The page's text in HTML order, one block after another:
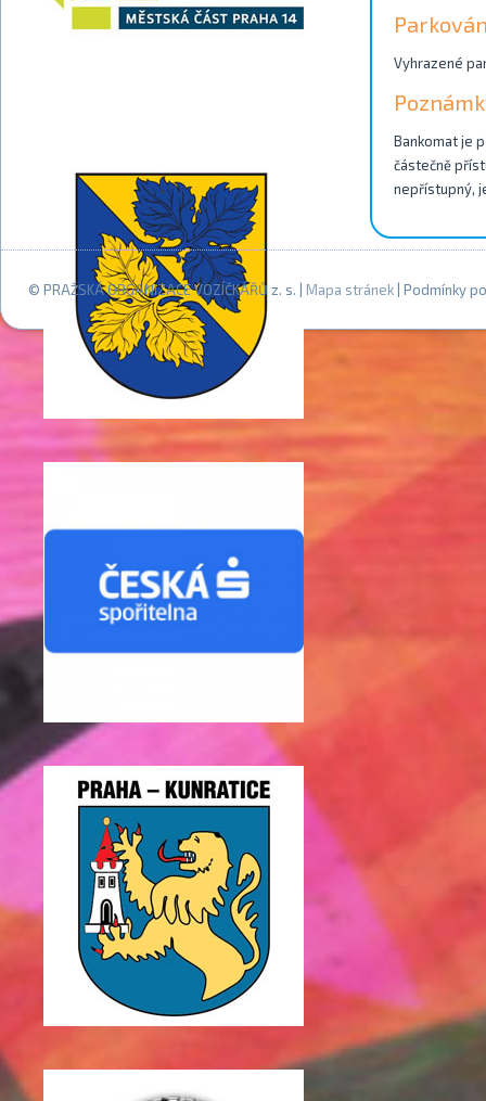
Vyhrazené
Bankomat je
částečně
nepřístupný,
© PRAŽSKÁ ORGANIZACE VOZÍČKÁŘŮ z. s. | Mapa stránek | Podmínky